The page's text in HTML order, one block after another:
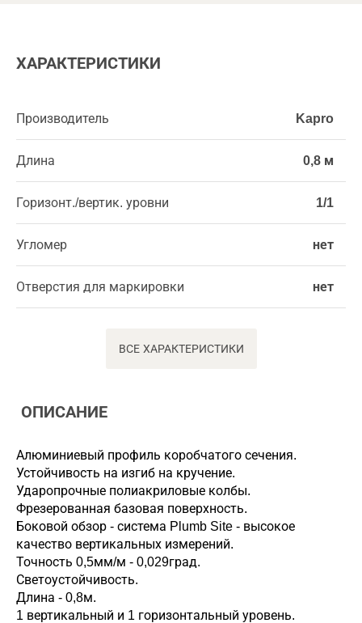
ХАРАКТЕРИСТИКИ
Производитель Kapro
Длина 0,8 м
Горизонт./вертик. уровни 1/1
Угломер нет
Отверстия для маркировки нет
ВСЕ ХАРАКТЕРИСТИКИ
ОПИСАНИЕ
Алюминиевый профиль коробчатого сечения.
Устойчивость на изгиб на кручение.
Ударопрочные полиакриловые колбы.
Фрезерованная базовая поверхность.
Боковой обзор - система Plumb Site - высокое
качество вертикальных измерений.
Точность 0,5мм/м - 0,029град.
Светоустойчивость.
Длина - 0,8м.
1 вертикальный и 1 горизонтальный уровень.